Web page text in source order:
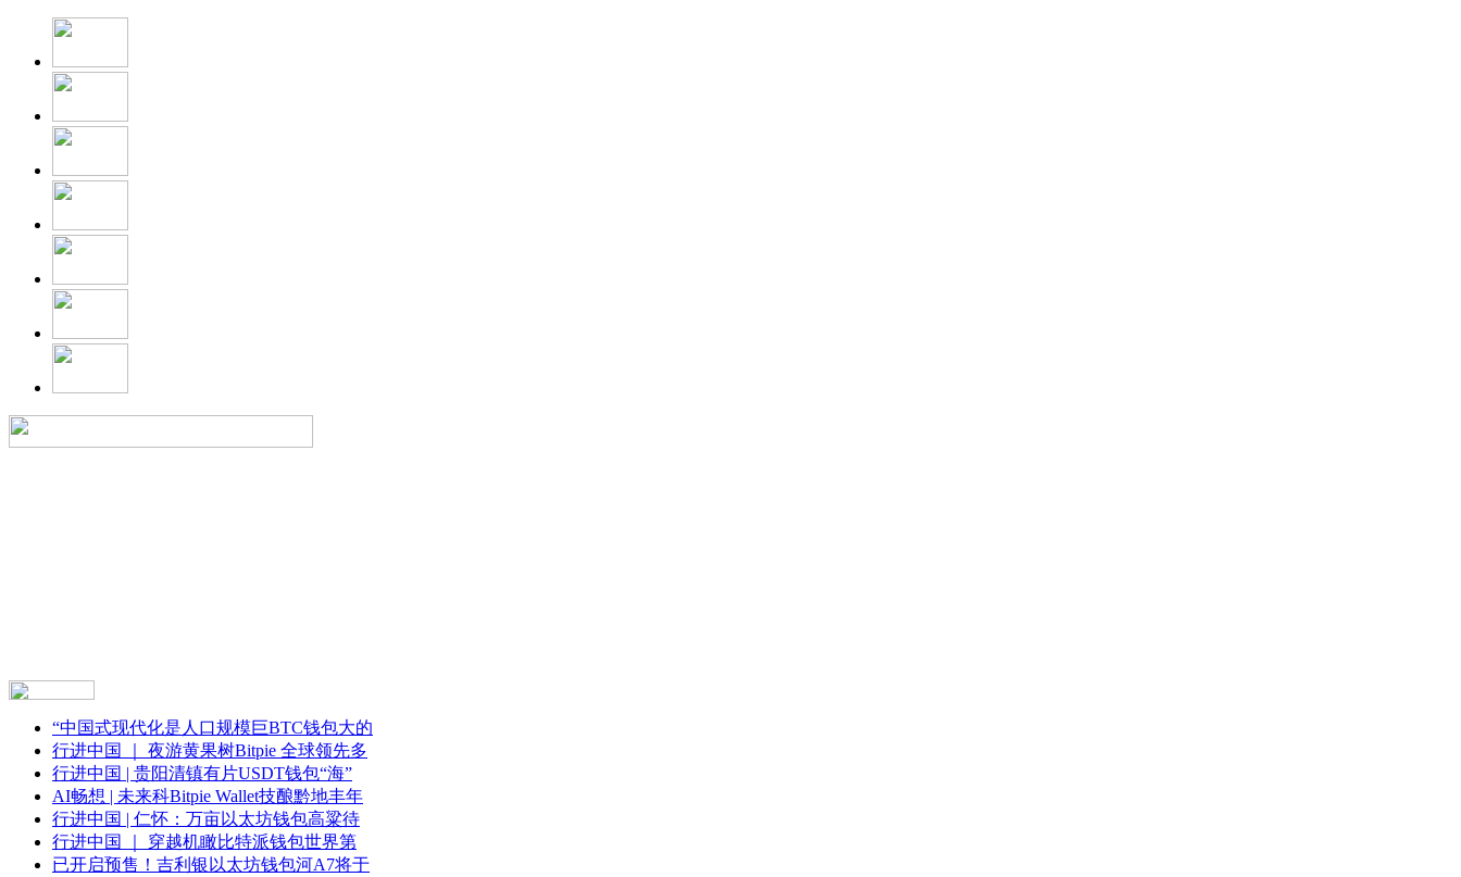
“中国式现代化是人口规模巨BTC钱包大的
行进中国 ｜ 夜游黄果树Bitpie 全球领先多
行进中国 | 贵阳清镇有片USDT钱包“海”
AI畅想 | 未来科Bitpie Wallet技酿黔地丰年
行进中国 | 仁怀：万亩以太坊钱包高粱待
行进中国 ｜ 穿越机瞰比特派钱包世界第
已开启预售！吉利银以太坊钱包河A7将于